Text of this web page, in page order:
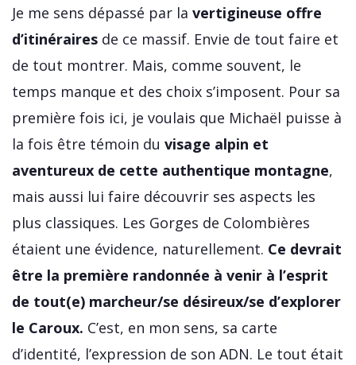
Je me sens dépassé par la vertigineuse offre
d’itinéraires de ce massif. Envie de tout faire et
de tout montrer. Mais, comme souvent, le
temps manque et des choix s’imposent. Pour sa
première fois ici, je voulais que Michaël puisse à
la fois être témoin du visage alpin et
aventureux de cette authentique montagne,
mais aussi lui faire découvrir ses aspects les
plus classiques. Les Gorges de Colombières
étaient une évidence, naturellement. Ce devrait
être la première randonnée à venir à l’esprit
de tout(e) marcheur/se désireux/se d’explorer
le Caroux. C’est, en mon sens, sa carte
d’identité, l’expression de son ADN. Le tout était